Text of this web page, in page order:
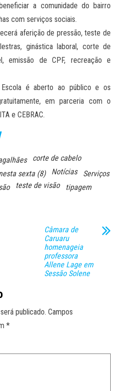
a comunidade do bairro
com serviços sociais.
aferição de pressão, teste de
ginástica laboral, corte de
emissão de CPF, recreação e
é aberto ao público e os
em parceria com o
e CEBRAC.
corte de cabelo
sexta (8)
Notícias
Serviços
teste de visão
tipagem
Câmara de
Caruaru
homenageia
professora
Allene Lage em
Sessão Solene
publicado. Campos
*